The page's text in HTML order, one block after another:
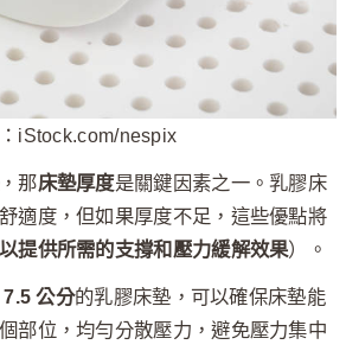
iStock.com/nespix
那床墊厚度是關鍵因素之一。乳膠床
適度，但如果厚度不足，這些優點將
提供所需的支撐和壓力緩解效果）。
公分的乳膠床墊，可以確保床墊能
部位，均勻分散壓力，避免壓力集中